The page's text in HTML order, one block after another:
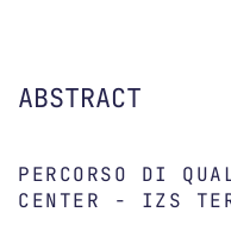
ABSTRACT
PERCORSO DI
CENTER - IZS